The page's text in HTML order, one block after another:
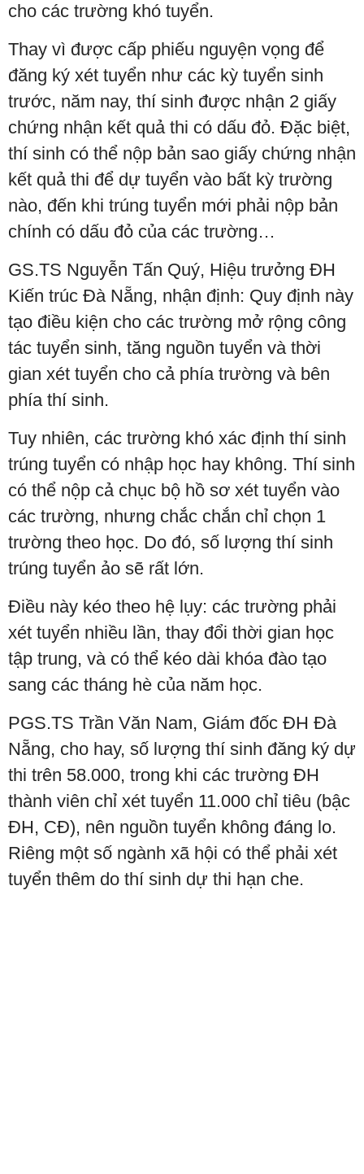
cho các trường khó tuyển.
Thay vì được cấp phiếu nguyện vọng để
đăng ký xét tuyển như các kỳ tuyển sinh
trước, năm nay, thí sinh được nhận 2 giấy
chứng nhận kết quả thi có dấu đỏ. Đặc biệt,
thí sinh có thể nộp bản sao giấy chứng nhận
kết quả thi để dự tuyển vào bất kỳ trường
nào, đến khi trúng tuyển mới phải nộp bản
chính có dấu đỏ của các trường…
GS.TS Nguyễn Tấn Quý, Hiệu trưởng ĐH
Kiến trúc Đà Nẵng, nhận định: Quy định này
tạo điều kiện cho các trường mở rộng công
tác tuyển sinh, tăng nguồn tuyển và thời
gian xét tuyển cho cả phía trường và bên
phía thí sinh.
Tuy nhiên, các trường khó xác định thí sinh
trúng tuyển có nhập học hay không. Thí sinh
có thể nộp cả chục bộ hồ sơ xét tuyển vào
các trường, nhưng chắc chắn chỉ chọn 1
trường theo học. Do đó, số lượng thí sinh
trúng tuyển ảo sẽ rất lớn.
Điều này kéo theo hệ lụy: các trường phải
xét tuyển nhiều lần, thay đổi thời gian học
tập trung, và có thể kéo dài khóa đào tạo
sang các tháng hè của năm học.
PGS.TS Trần Văn Nam, Giám đốc ĐH Đà
Nẵng, cho hay, số lượng thí sinh đăng ký dự
thi trên 58.000, trong khi các trường ĐH
thành viên chỉ xét tuyển 11.000 chỉ tiêu (bậc
ĐH, CĐ), nên nguồn tuyển không đáng lo.
Riêng một số ngành xã hội có thể phải xét
tuyển thêm do thí sinh dự thi hạn che.